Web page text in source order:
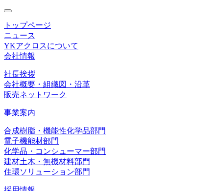
toggle
navigation
トップページ
ニュース
YKアクロスについて
会社情報
社長挨拶
会社概要・組織図・沿革
販売ネットワーク
事業案内
合成樹脂・機能性化学品部門
電子機能材部門
化学品・コンシューマー部門
建材土木・無機材料部門
住環ソリューション部門